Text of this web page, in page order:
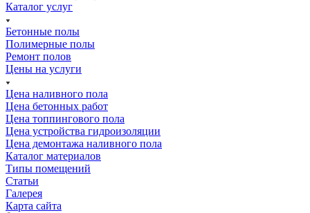
Каталог услуг
Бетонные полы
Полимерные полы
Ремонт полов
Цены на услуги
Цена наливного пола
Цена бетонных работ
Цена топпингового пола
Цена устройства гидроизоляции
Цена демонтажа наливного пола
Каталог материалов
Типы помещений
Статьи
Галерея
Карта сайта